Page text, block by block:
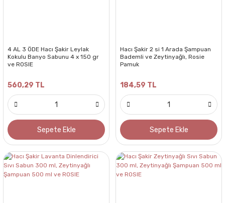
4 AL 3 ÖDE Hacı Şakir Leylak
Kokulu Banyo Sabunu 4 x 150 gr
ve ROSIE
560,29 TL
Sepete Ekle
Hacı Şakir 2 si 1 Arada Şampuan
Bademli ve Zeytinyağlı, Rosie
Pamuk
184,59 TL
Sepete Ekle